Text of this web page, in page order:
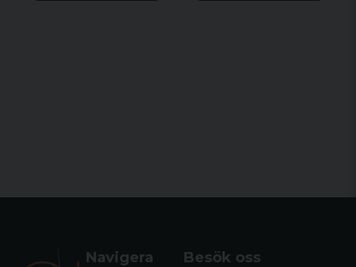
Navigera Besök oss